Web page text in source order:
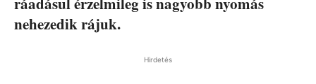
nehezedik rájuk.
Hirdetés